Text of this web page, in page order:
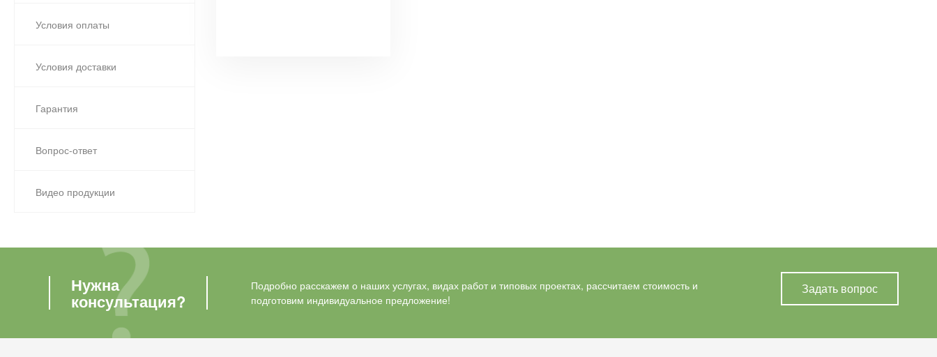
Условия оплаты
Условия доставки
Гарантия
Вопрос-ответ
Видео продукции
Нужна
консультация?
Подробно расскажем о наших услугах, видах работ и типовых проектах, рассчитаем стоимость и
подготовим индивидуальное предложение!
Задать вопрос